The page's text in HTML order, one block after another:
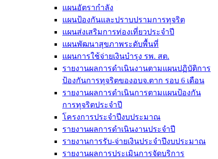
แผนอัตรากำลัง
แผนป้องกันและปราบปรามการทุจริต
แผนส่งเสริมการท่องเที่ยวประจำปี
แผนพัฒนาสุขภาพระดับพื้นที่
แผนการใช้จ่ายเงินบำรุง รพ. สต.
รายงานผลการดำเนินงานตามแผนปฏิบัติการ
ป้องกันการทุจริตของอบจ.ตาก รอบ 6 เดือน
รายงานผลการดำเนินการตามแผนป้องกัน
การทุจริตประจำปี
โครงการประจำปีงบประมาณ
รายงานผลการดำเนินงานประจำปี
รายงานการรับ-จ่ายเงินประจำปีงบประมาณ
รายงานผลการประเมินการจัดบริการ